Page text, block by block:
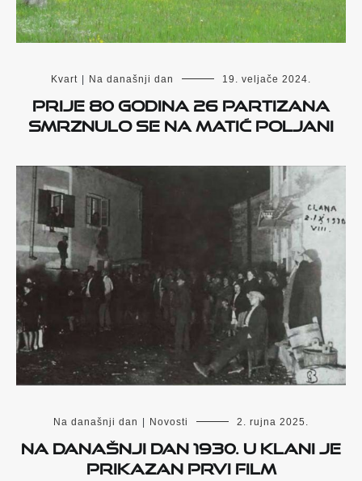
Kvart Na današnji dan 19. veljače 2024.
Prije 80 godina 26 partizana
smrznulo se na Matić poljani
Na današnji dan Novosti 2. rujna 2025.
Na današnji dan 1930. u Klani je
prikazan prvi film